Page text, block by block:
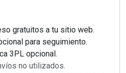
gratuitos a tu sitio web.
para seguimiento.
3PL opcional.
no utilizados.